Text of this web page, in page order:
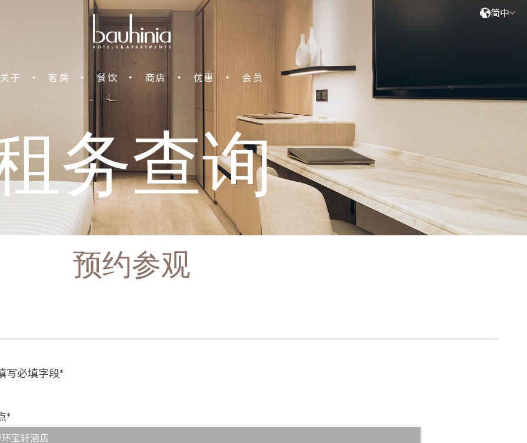
中环宝轩酒店 成人, 搜索
简中
关于 客房 餐饮 商店 优惠 会员
务查询
预约参观
写必填字段*
*